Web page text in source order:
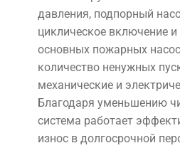
давления, подпорный
циклическое включение
основных пожарных
количество ненужных
механические и
Благодаря уменьшению
система работает
износ в долгосрочной